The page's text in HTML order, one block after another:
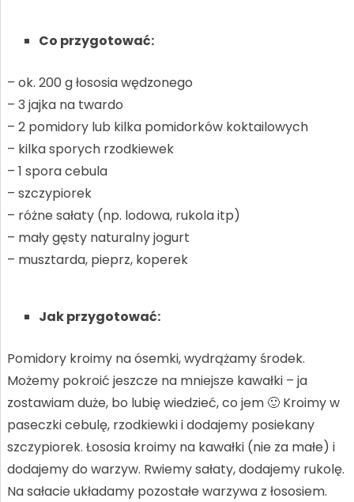
Co przygotować:
– ok. 200 g łososia wędzonego
– 3 jajka na twardo
– 2 pomidory lub kilka pomidorków koktailowych
– kilka sporych rzodkiewek
– 1 spora cebula
– szczypiorek
– różne sałaty (np. lodowa, rukola itp)
– mały gęsty naturalny jogurt
– musztarda, pieprz, koperek
Jak przygotować:
Pomidory kroimy na ósemki, wydrążamy środek.
Możemy pokroić jeszcze na mniejsze kawałki – ja
zostawiam duże, bo lubię wiedzieć, co jem 🙂 Kroimy w
paseczki cebulę, rzodkiewki i dodajemy posiekany
szczypiorek. Łososia kroimy na kawałki (nie za małe) i
dodajemy do warzyw. Rwiemy sałaty, dodajemy rukolę.
Na sałacie układamy pozostałe warzywa z łososiem.